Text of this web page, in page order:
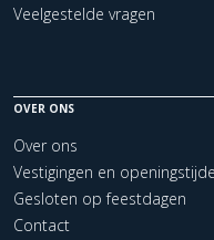
Veelgestelde vragen
OVER ONS
Over ons
Vestigingen en
Gesloten op feestdagen
Contact